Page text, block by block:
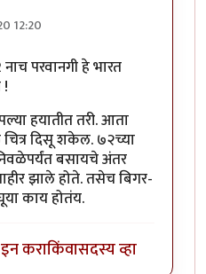
12:20
परवानगी हे भारत
!
हयातीत तरी. आता
दिसू शकेल. ७२च्या
बसायचे अंतर
झाले होते. तसेच बिगर-
काय होतंय.
कराकिंवासदस्य व्हा